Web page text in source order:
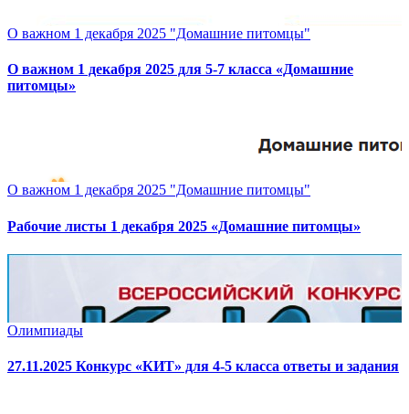
О важном 1 декабря 2025 "Домашние питомцы"
О важном 1 декабря 2025 для 5-7 класса «Домашние
питомцы»
О важном 1 декабря 2025 "Домашние питомцы"
Рабочие листы 1 декабря 2025 «Домашние питомцы»
Олимпиады
27.11.2025 Конкурс «КИТ» для 4-5 класса ответы и задания